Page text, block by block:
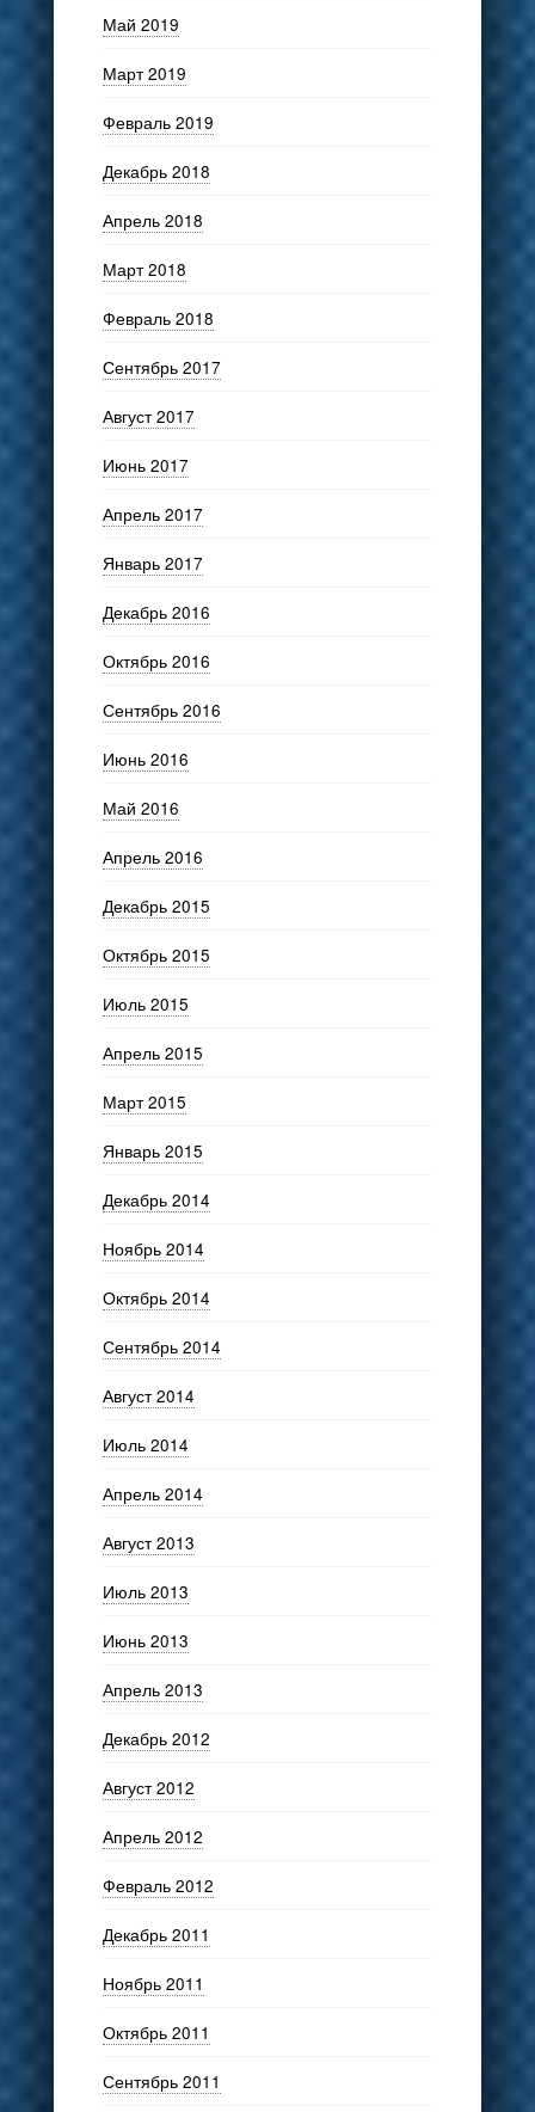
Май 2019
Март 2019
Февраль 2019
Декабрь 2018
Апрель 2018
Март 2018
Февраль 2018
Сентябрь 2017
Август 2017
Июнь 2017
Апрель 2017
Январь 2017
Декабрь 2016
Октябрь 2016
Сентябрь 2016
Июнь 2016
Май 2016
Апрель 2016
Декабрь 2015
Октябрь 2015
Июль 2015
Апрель 2015
Март 2015
Январь 2015
Декабрь 2014
Ноябрь 2014
Октябрь 2014
Сентябрь 2014
Август 2014
Июль 2014
Апрель 2014
Август 2013
Июль 2013
Июнь 2013
Апрель 2013
Декабрь 2012
Август 2012
Апрель 2012
Февраль 2012
Декабрь 2011
Ноябрь 2011
Октябрь 2011
Сентябрь 2011